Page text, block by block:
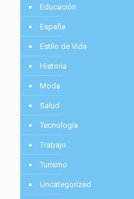
Educación
España
Estilo de Vida
Historia
Moda
Salud
Tecnología
Trabajo
Turismo
Uncategorized